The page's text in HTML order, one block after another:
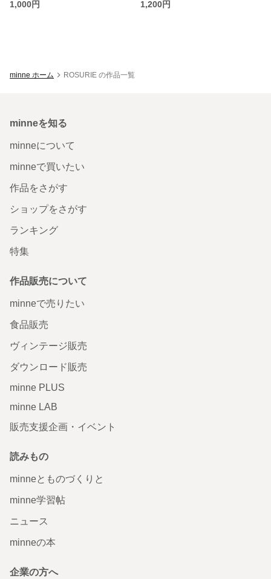
1,000円
1,200円
minne ホーム ROSURIE の作品一覧
minneを知る
minneについて
minneで買いたい
作品をさがす
ショップをさがす
ランキング
特集
作品販売について
minneで売りたい
食品販売
ヴィンテージ販売
ダウンロード販売
minne PLUS
minne LAB
販売支援企画・イベント
読みもの
minneとものづくりと
minne学習帖
ニュース
minneの本
企業の方へ